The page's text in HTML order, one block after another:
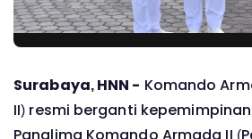
Surabaya, HNN - Komando
II) resmi berganti
Panglima Komando Armada II